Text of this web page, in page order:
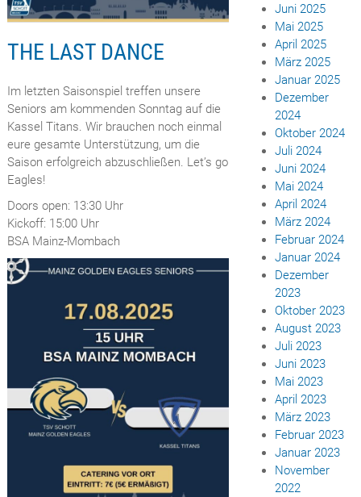
THE LAST DANCE
Im letzten Saisonspiel treffen unsere
Seniors am kommenden Sonntag auf die
Kassel Titans. Wir brauchen noch einmal
eure gesamte Unterstützung, um die
Saison erfolgreich abzuschließen. Let’s go
Eagles!
Doors open: 13:30 Uhr
Kickoff: 15:00 Uhr
BSA Mainz-Mombach
Juni 2025
Mai 2025
April 2025
März 2025
Januar 2025
Dezember
2024
Oktober 2024
Juli 2024
Juni 2024
Mai 2024
April 2024
März 2024
Februar 2024
Januar 2024
Dezember
2023
Oktober 2023
August 2023
Juli 2023
Juni 2023
Mai 2023
April 2023
März 2023
Februar 2023
Januar 2023
November
2022